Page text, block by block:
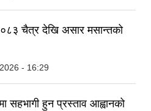
चैत्र देखि असार मसान्तको
- 16:29
सहभागी हुन प्रस्ताव आह्वानको